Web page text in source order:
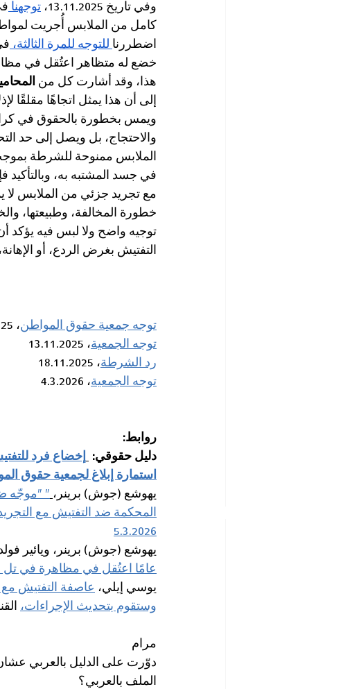
وفي تاريخ 13.11.2025، توجهنا
اضطررنا للتوجه للمرة الثالثة،
خضع له متظاهر اعتُقل في
هذا، وقد أشارت كل من
إلى أن هذا يمثل اتجاهًا مقلقًا
ويمس بخطورة بالحقوق في
والاحتجاج، بل ويصل إلى حد
الملابس ممنوحة للشرطة
في جسد المشتبه به، وبالتأكيد
مع تجريد جزئي من الملابس لا
خطورة المخالفة، وطبيعتها،
توجيه واضح ولا لبس فيه يؤكد
التفتيش بغرض الردع، أو
توجه جمعية حقوق المواطن، 25.6.2025
توجه الجمعية، 13.11.2025
رد الشرطة، 18.11.2025
توجه الجمعية، 4.3.2026
روابط:
دليل حقوقي:
إخضاع فرد
استمارة إبلاغ لجمعية حقوق
يهوشع (جوش) برينر، " "موجّه
المحكمة ضد التفتيش مع
5.3.2026
يهوشع (جوش) برينر، ويائير
عامًا اعتُقل في مظاهرة في
يوسي إيلي، عاصفة التفتيش
وستقوم بتحديث الإجراءات،
القناة 13 (ريشت
مرام
دوّرت على الدليل بالعربي
الملف بالعربي؟